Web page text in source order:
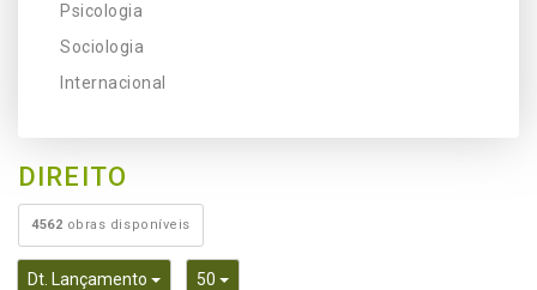
Psicologia
Sociologia
Internacional
DIREITO
4562 obras disponíveis
Dt. Lançamento Toggle Dropdown
50 Toggle Dropdown